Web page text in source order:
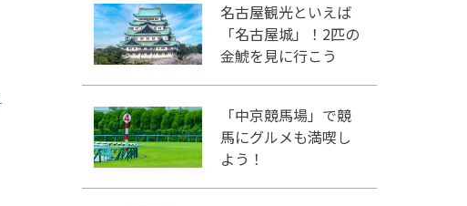
名古屋観光といえば
「名古屋城」！2匹の
金鯱を見に行こう
「中京競馬場」で競
馬にグルメも満喫し
よう！